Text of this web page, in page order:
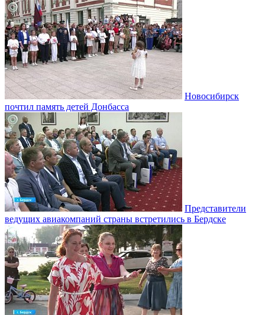
Новосибирск
почтил память детей Донбасса
Представители
ведущих авиакомпаний страны встретились в Бердске